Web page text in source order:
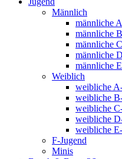
Männlich
männliche
männliche
männliche
männliche
männliche
Weiblich
weibliche
weibliche
weibliche
weibliche
weibliche
F-Jugend
Minis